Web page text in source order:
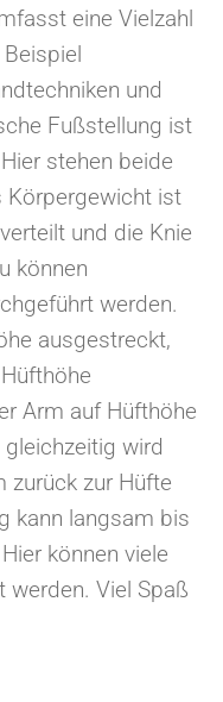
eine Vielzahl
und
Fußstellung ist
stehen beide
Körpergewicht ist
und die Knie
können
werden.
ausgestreckt,
Arm auf Hüfthöhe
wird
zurück zur Hüfte
kann langsam bis
können viele
werden. Viel Spaß